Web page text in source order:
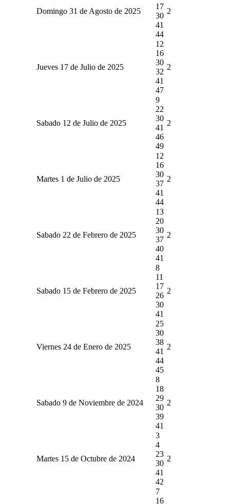
Domingo 31 de Agosto de 2025
17
30
41
44
2
Jueves 17 de Julio de 2025
12
16
30
32
41
47
2
Sabado 12 de Julio de 2025
9
22
30
41
46
49
2
Martes 1 de Julio de 2025
12
16
30
37
41
44
2
Sabado 22 de Febrero de 2025
13
20
30
37
40
41
2
Sabado 15 de Febrero de 2025
8
11
17
26
30
41
2
Viernes 24 de Enero de 2025
25
30
38
41
44
45
2
Sabado 9 de Noviembre de 2024
8
18
29
30
39
41
2
Martes 15 de Octubre de 2024
3
4
23
30
41
42
2
7
16